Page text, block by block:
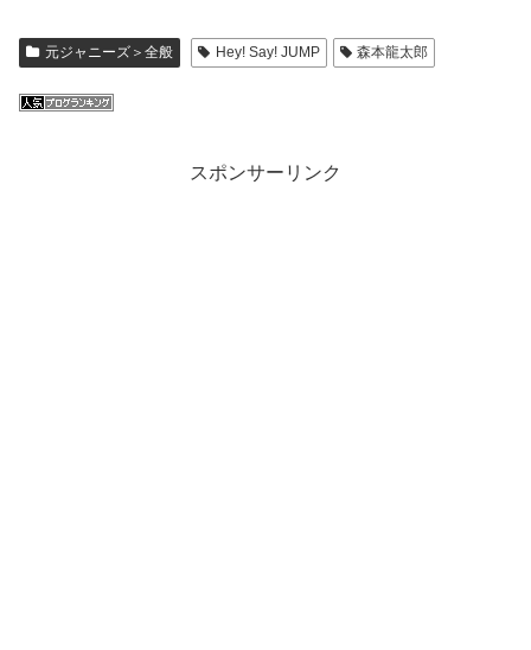
元ジャニーズ＞全般 Hey! Say! JUMP 森本龍太郎
スポンサーリンク